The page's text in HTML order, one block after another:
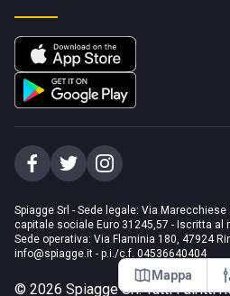
Mappa
Spiagge Srl - Sede legale: Via Marecchiese
capitale sociale Euro 31245,57 - Iscritta al
Sede operativa: Via Flaminia 180, 47924
info@spiagge.it - p.i./c.f. 04536640404
© 2026 Spiagge Srl. Tutti i diritti